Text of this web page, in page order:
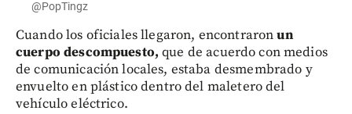
@PopTingz
Cuando los oficiales llegaron, encontraronun
cuerpo descompuesto, que de acuerdo con medios
de comunicación locales, estaba desmembrado y
envuelto en plástico dentro del maletero del
vehículo eléctrico.